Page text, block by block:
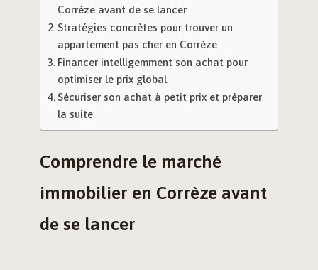
Corrèze avant de se lancer
Stratégies concrètes pour trouver un
appartement pas cher en Corrèze
Financer intelligemment son achat pour
optimiser le prix global
Sécuriser son achat à petit prix et préparer
la suite
Comprendre le marché
immobilier en Corrèze avant
de se lancer